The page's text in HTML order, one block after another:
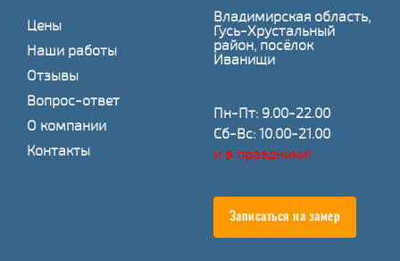
Цены
Наши работы
Отзывы
Вопрос-ответ
О компании
Контакты
Владимирская область,
Гусь-Хрустальный
район, посёлок
Иванищи
Пн-Пт: 9.00-22.00
Сб-Вс: 10.00-21.00
и в праздники!
Записаться на замер